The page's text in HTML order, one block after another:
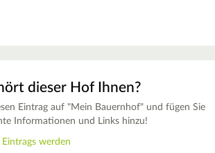
dieser Hof Ihnen?
Eintrag auf "Mein Bauernhof" und fügen Sie
Informationen und Links hinzu!
Eintrags werden